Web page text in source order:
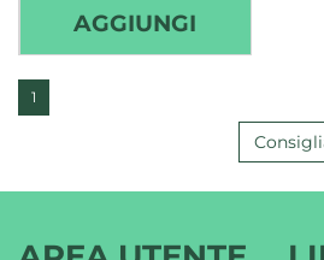
AGGIUNGI
CARRELLO
1